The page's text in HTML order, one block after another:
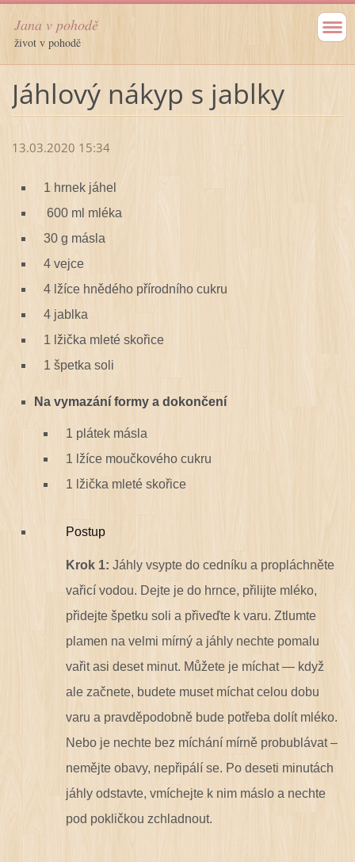
Jana v pohodě
život v pohodě
Jáhlový nákyp s jablky
13.03.2020 15:34
1 hrnek jáhel
600 ml mléka
30 g másla
4 vejce
4 lžíce hnědého přírodního cukru
4 jablka
1 lžička mleté skořice
1 špetka soli
Na vymazání formy a dokončení
1 plátek másla
1 lžíce moučkového cukru
1 lžička mleté skořice
Postup
Krok 1: Jáhly vsypte do cedníku a propláchněte
vařicí vodou. Dejte je do hrnce, přilijte mléko,
přidejte špetku soli a přiveďte k varu. Ztlumte
plamen na velmi mírný a jáhly nechte pomalu
vařit asi deset minut. Můžete je míchat—když
ale začnete, budete muset míchat celou dobu
varu a pravděpodobně bude potřeba dolít mléko.
Nebo je nechte bez míchání mírně probublávat –
nemějte obavy, nepřipálí se. Po deseti minutách
jáhly odstavte, vmíchejte k nim máslo a nechte
pod pokličkou zchladnout.